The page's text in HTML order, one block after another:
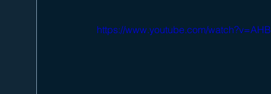
https://www.youtube.com/